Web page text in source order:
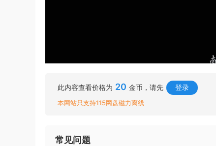
此内容查看价格为 20 金币，请先 登录
本网站只支持115网盘磁力离线
常见问题